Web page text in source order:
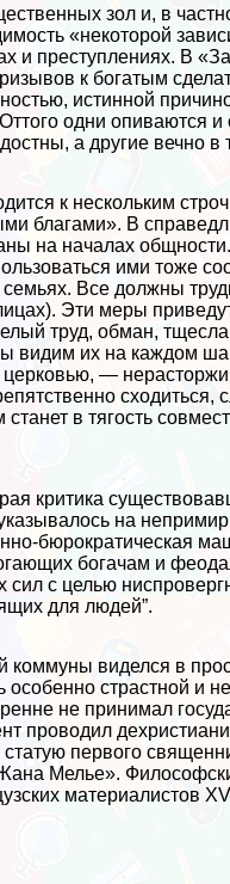
зол и, в
«некоторой
и преступлениях. В
к богатым
истинной
одни опиваются
а другие вечно в
к нескольким
благами». В
на началах
ими тоже
Все должны
Эти меры
труд, обман,
видим их на каждом
церковью, —
сходиться,
станет в тягость
критика
на
бюрократическая
богачам и
с целью
для людей”.
коммуны виделся в
особенно страстной и
не принимал
проводил
первого
Мелье».
материалистов